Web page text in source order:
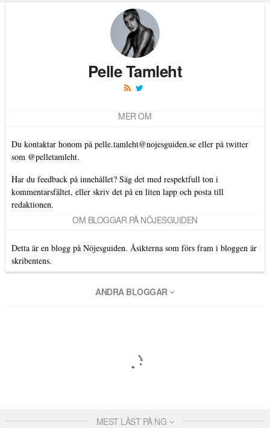
Pelle Tamleht
MER OM
Du kontaktar honom på pelle.tamleht@nojesguiden.seeller på twitter
som @pelletamleht.
Har du feedback på innehållet? Säg det med respektfull ton i
kommentarsfältet, eller skriv det på en liten lapp och posta till
redaktionen.
OM BLOGGAR PÅ NÖJESGUIDEN
Detta är en blogg på Nöjesguiden. Åsikterna som förs fram i bloggen är
skribentens.
ANDRA BLOGGAR
MEST LÄST PÅ NG